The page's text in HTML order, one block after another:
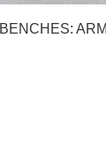
BENCHES: